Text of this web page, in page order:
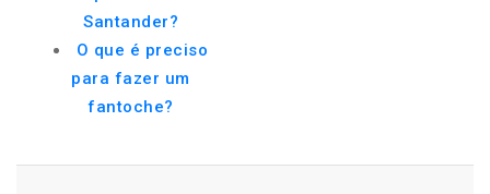
Santander?
O que é preciso
para fazer um
fantoche?